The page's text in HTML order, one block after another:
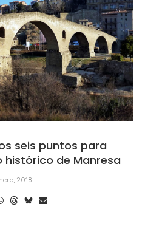
seis puntos para
histórico de Manresa
2018